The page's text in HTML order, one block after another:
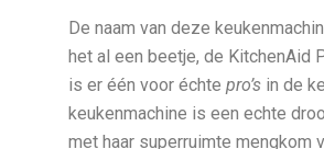
De naam van deze
het al een beetje, de KitchenAid
is er één voor échte pro’s in de
keukenmachine is een echte
met haar superruimte mengkom